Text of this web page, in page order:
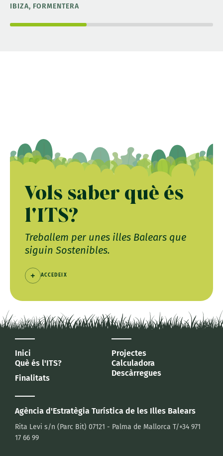
IBIZA, FORMENTERA
Vols saber què és
l'ITS?
Treballem per unes illes Balears que
siguin Sostenibles.
ACCEDEIX
Agència d'Estratègia Turística de les Illes Balears
Rita Levi s/n (Parc Bit) 07121 - Palma de Mallorca T/+34 971
17 66 99
Inici
Què és l'ITS?
Finalitats
Projectes
Calculadora
Descàrregues